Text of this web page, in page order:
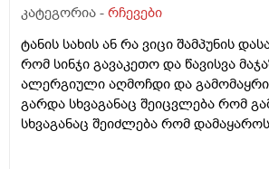
გამონაყარი გაჩნდე რატო არიან
რატო არ აკეთებენ ამ სინდს
მაინცდამაინც სპეციალურ
შენიათ
კატეგორია - რჩევები
ტანის სახის ან რა ვიცი შამპუნის
რომ სინჯი გავაკეთო და წავისვა
ალერგიული აღმოჩდი და
გარდა სხვაგანაც შეიცვლება რომ
სხვაგანაც შეიძლება რომ